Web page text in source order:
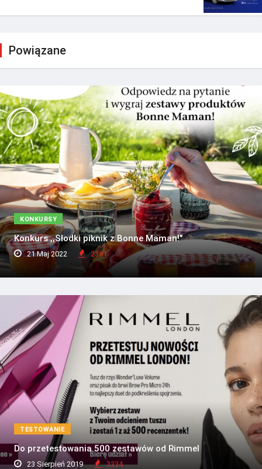
Powiązane
KONKURSY
Konkurs ,,Słodki piknik z Bonne Maman!"
21 Maj 2022 2391
TESTOWANIE
Do przetestowania 500 zestawów od Rimmel
23 Sierpień 2019 3334